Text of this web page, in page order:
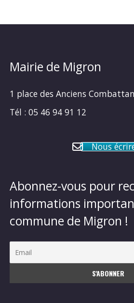
Mairie de Migron
1 place des Anciens
Tél : 05 46 94 91 12
Nous
Abonnez-vous pour
informations
commune de Migron !